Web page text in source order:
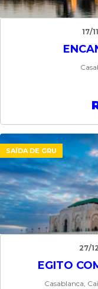
17/
SAÍDA DE GRU
27/
EGITO
Casablanca,